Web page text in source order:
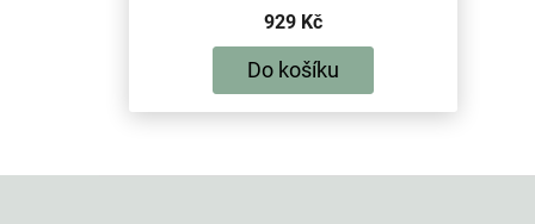
929 Kč
Do košíku